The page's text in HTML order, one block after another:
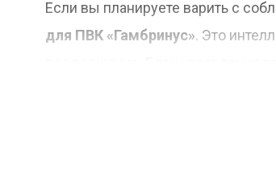
Если вы планируете варить с
для ПВК «Гамбринус». Это
температуры и прямой